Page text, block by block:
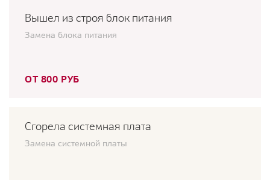
Вышел из строя блок питания
Замена блока питания
ОТ 800 РУБ
Сгорела системная плата
Замена системной платы